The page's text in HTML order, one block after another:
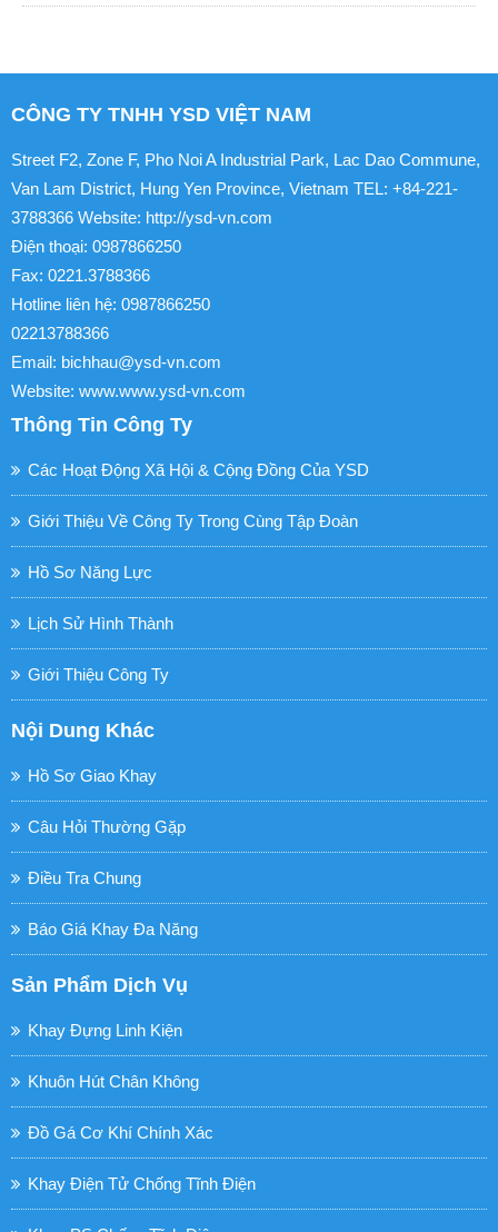
CÔNG TY TNHH YSD VIỆT NAM
Street F2, Zone F, Pho Noi A Industrial Park, Lac Dao Commune,
Van Lam District, Hung Yen Province, Vietnam TEL: +84-221-
3788366 Website: http://ysd-vn.com
Điện thoại: 0987866250
Fax: 0221.3788366
Hotline liên hệ: 0987866250
02213788366
Email: bichhau@ysd-vn.com
Website: www.www.ysd-vn.com
Thông Tin Công Ty
Các Hoạt Động Xã Hội & Cộng Đồng Của YSD
Giới Thiệu Về Công Ty Trong Cùng Tập Đoàn
Hồ Sơ Năng Lực
Lịch Sử Hình Thành
Giới Thiệu Công Ty
Nội Dung Khác
Hồ Sơ Giao Khay
Câu Hỏi Thường Gặp
Điều Tra Chung
Báo Giá Khay Đa Năng
Sản Phẩm Dịch Vụ
Khay Đựng Linh Kiện
Khuôn Hút Chân Không
Đồ Gá Cơ Khí Chính Xác
Khay Điện Tử Chống Tĩnh Điện